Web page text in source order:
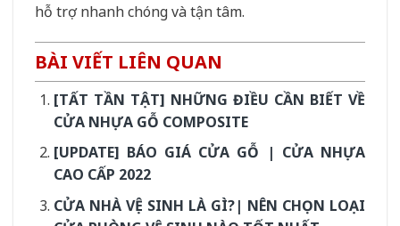
hỗ trợ nhanh chóng và tận tâm.
BÀI VIẾT LIÊN QUAN
[TẤT TẦN TẬT] NHỮNG ĐIỀU CẦN BIẾT VỀ
CỬA NHỰA GỖ COMPOSITE
[UPDATE] BÁO GIÁ CỬA GỖ | CỬA NHỰA
CAO CẤP 2022
CỬA NHÀ VỆ SINH LÀ GÌ?| NÊN CHỌN LOẠI